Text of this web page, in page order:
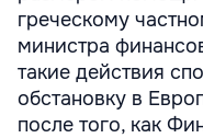
греческому
министра
такие действия
обстановку в
после того, как